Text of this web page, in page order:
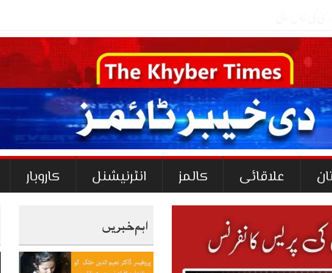
علاقائی کالمز انٹرنیشنل کاروبار
اہم خبریں